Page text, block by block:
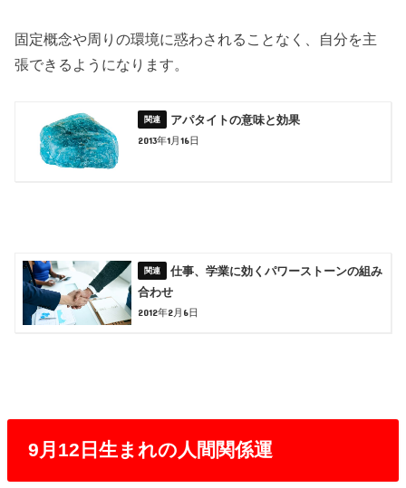
固定概念や周りの環境に惑わされることなく、自分を主
張できるようになります。
アパタイトの意味と効果
2013年1月16日
仕事、学業に効くパワーストーンの組み
合わせ
2012年2月6日
9月12日生まれの人間関係運